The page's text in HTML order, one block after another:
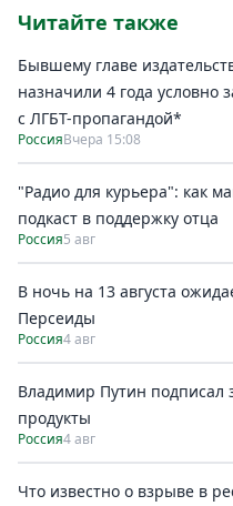
Читайте также
Бывшему главе
назначили 4 года условно
с ЛГБТ-пропагандой*
РоссияВчера 15:08
"Радио для курьера": как
подкаст в поддержку отца
Россия5 авг
В ночь на 13 августа
Персеиды
Россия4 авг
Владимир Путин подписал
продукты
Россия4 авг
Что известно о взрыве в